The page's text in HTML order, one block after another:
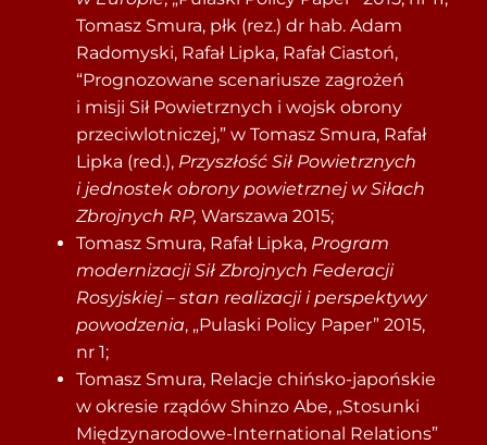
Tomasz Smura, płk (rez.) dr hab. Adam
Radomyski, Rafał Lipka, Rafał Ciastoń,
“Prognozowane scenariusze zagrożeń
i misji Sił Powietrznych i wojsk obrony
przeciwlotniczej,” w Tomasz Smura, Rafał
Lipka (red.), Przyszłość Sił Powietrznych
i jednostek obrony powietrznej w Siłach
Zbrojnych RP, Warszawa 2015;
Tomasz Smura, Rafał Lipka, Program
modernizacji Sił Zbrojnych Federacji
Rosyjskiej – stan realizacji i perspektywy
powodzenia, „Pulaski Policy Paper” 2015,
nr 1;
Tomasz Smura, Relacje chińsko-japońskie
w okresie rządów Shinzo Abe, „Stosunki
Międzynarodowe-International Relations”